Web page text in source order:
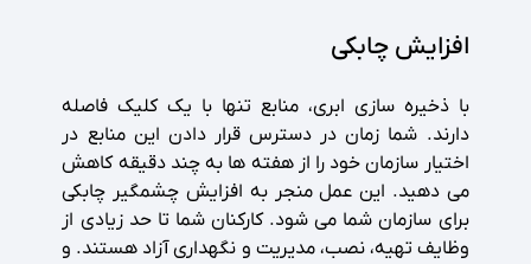
افزایش چابکی
با ذخیره سازی ابری، منابع تنها با یک کلیک فاصله
دارند. شما زمان در دسترس قرار دادن این منابع در
اختیار سازمان خود را از هفته ها به چند دقیقه کاهش
می دهید. این عمل منجر به افزایش چشمگیر چابکی
برای سازمان شما می شود. کارکنان شما تا حد زیادی از
وظایف تهیه، نصب، مدیریت و نگهداری آزاد هستند. و